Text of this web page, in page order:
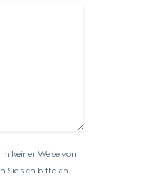
keiner Weise von
Sie sich bitte an